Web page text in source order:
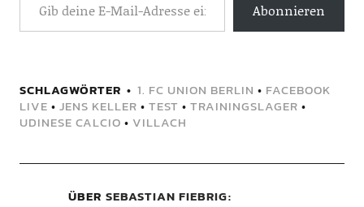
Abonnieren
SCHLAGWÖRTER 1. FC UNION BERLIN • FACEBOOK
LIVE • JENS KELLER • TEST • TRAININGSLAGER •
UDINESE CALCIO • VILLACH
ÜBER SEBASTIAN FIEBRIG